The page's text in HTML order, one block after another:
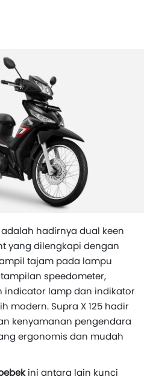
hadirnya dual keen
yang dilengkapi dengan
tajam pada lampu
speedometer,
indicator lamp dan indikator
modern. Supra X 125 hadir
kenyamanan pengendara
ergonomis dan mudah
ini antara lain kunci